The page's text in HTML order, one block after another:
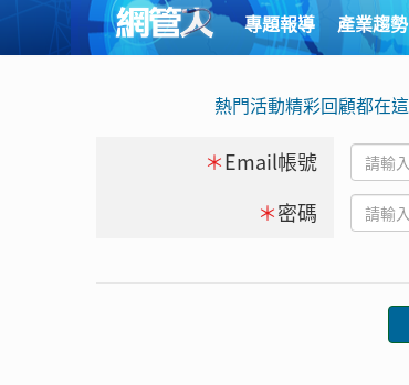
專題報導 產業趨勢
熱門活動精彩回顧都在這
＊Email帳號
＊密碼